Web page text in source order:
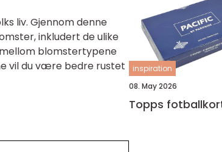
liv. Gjennom denne
inkludert de ulike
blomstertypene
vil du være bedre rustet
inspiration
08. May 2026
Topps